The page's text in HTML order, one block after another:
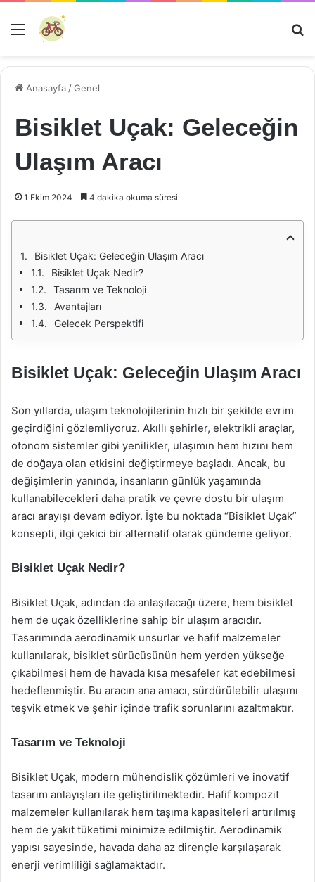
Menü
Anasayfa /Genel
Bisiklet Uçak: Geleceğin
Ulaşım Aracı
1 Ekim 2024 4 dakika okuma süresi
Bisiklet Uçak: Geleceğin Ulaşım Aracı
Bisiklet Uçak Nedir?
Tasarım ve Teknoloji
Avantajları
Gelecek Perspektifi
Bisiklet Uçak: Geleceğin Ulaşım Aracı
Son yıllarda, ulaşım teknolojilerinin hızlı bir şekilde evrim
geçirdiğini gözlemliyoruz. Akıllı şehirler, elektrikli araçlar,
otonom sistemler gibi yenilikler, ulaşımın hem hızını hem
de doğaya olan etkisini değiştirmeye başladı. Ancak, bu
değişimlerin yanında, insanların günlük yaşamında
kullanabilecekleri daha pratik ve çevre dostu bir ulaşım
aracı arayışı devam ediyor. İşte bu noktada “Bisiklet Uçak”
konsepti, ilgi çekici bir alternatif olarak gündeme geliyor.
Bisiklet Uçak Nedir?
Bisiklet Uçak, adından da anlaşılacağı üzere, hem bisiklet
hem de uçak özelliklerine sahip bir ulaşım aracıdır.
Tasarımında aerodinamik unsurlar ve hafif malzemeler
kullanılarak, bisiklet sürücüsünün hem yerden yükseğe
çıkabilmesi hem de havada kısa mesafeler kat edebilmesi
hedeflenmiştir. Bu aracın ana amacı, sürdürülebilir ulaşımı
teşvik etmek ve şehir içinde trafik sorunlarını azaltmaktır.
Tasarım ve Teknoloji
Bisiklet Uçak, modern mühendislik çözümleri ve inovatif
tasarım anlayışları ile geliştirilmektedir. Hafif kompozit
malzemeler kullanılarak hem taşıma kapasiteleri artırılmış
hem de yakıt tüketimi minimize edilmiştir. Aerodinamik
yapısı sayesinde, havada daha az dirençle karşılaşarak
enerji verimliliği sağlamaktadır.